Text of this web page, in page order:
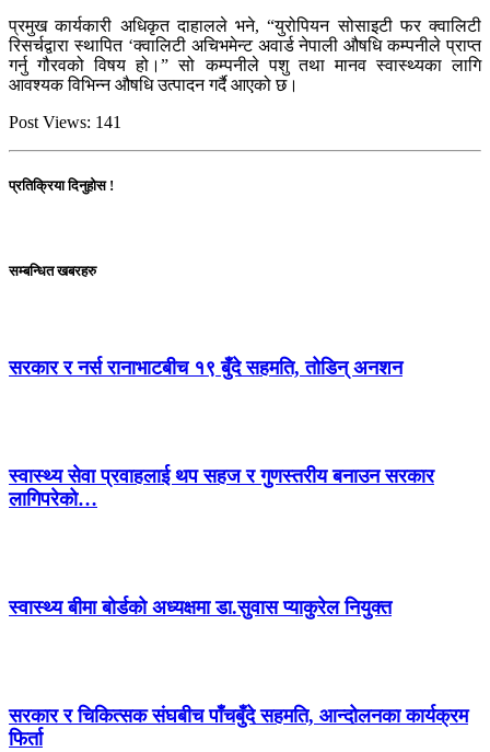
प्रमुख कार्यकारी अधिकृत दाहालले भने, “युरोपियन सोसाइटी फर क्वालिटी
रिसर्चद्वारा स्थापित ‘क्वालिटी अचिभमेन्ट अवार्ड नेपाली औषधि कम्पनीले प्राप्त
गर्नु गौरवको विषय हो।” सो कम्पनीले पशु तथा मानव स्वास्थ्यका लागि
आवश्यक विभिन्न औषधि उत्पादन गर्दै आएको छ।
Post Views: 141
प्रतिक्रिया दिनुहोस !
सम्बन्धित खबरहरु
सरकार र नर्स रानाभाटबीच १९ बुँदे सहमति, तोडिन् अनशन
स्वास्थ्य सेवा प्रवाहलाई थप सहज र गुणस्तरीय बनाउन सरकार
लागिपरेको…
स्वास्थ्य बीमा बोर्डको अध्यक्षमा डा.सुवास प्याकुरेल नियुक्त
सरकार र चिकित्सक संघबीच पाँचबुँदे सहमति, आन्दोलनका कार्यक्रम
फिर्ता